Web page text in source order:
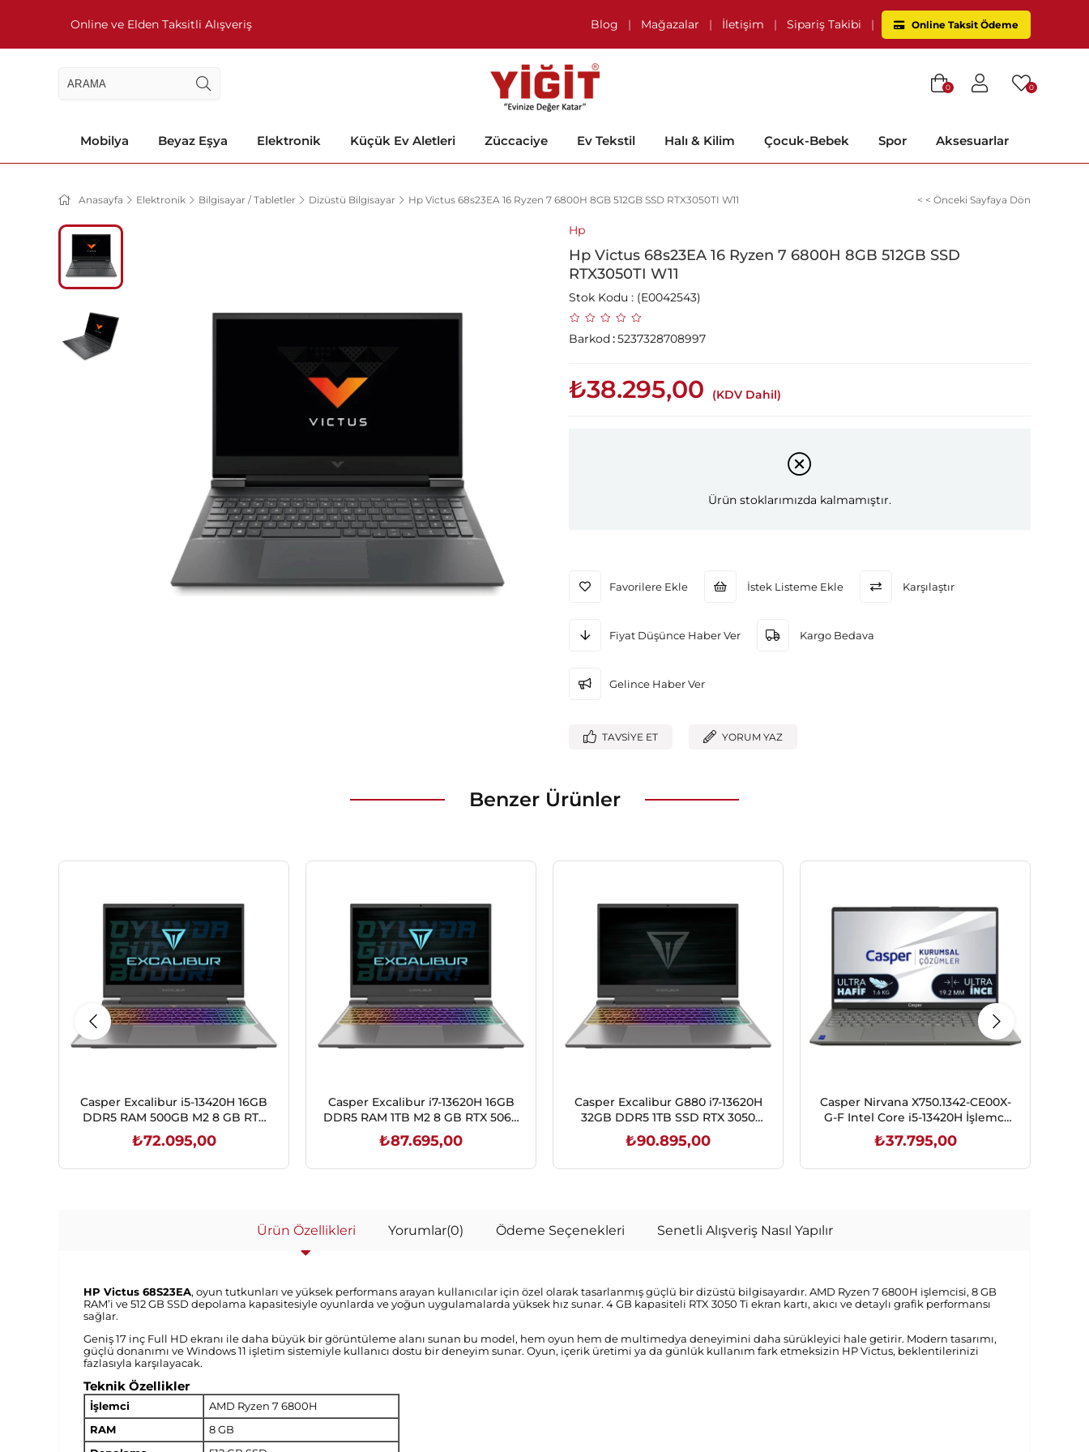
Online ve Elden Taksitli Alışveriş Blog | Mağazalar | İletişim | Sipariş Takibi | Online Taksit Ödeme
0
0
Mobilya Beyaz Eşya Elektronik Küçük Ev Aletleri Züccaciye Ev Tekstil Halı & Kilim Çocuk-Bebek Spor Aksesuarlar
Anasayfa Elektronik Bilgisayar / Tabletler Dizüstü Bilgisayar Hp Victus 68s23EA 16 Ryzen 7 6800H 8GB 512GB SSD RTX3050TI W11 < < Önceki Sayfaya Dön
Hp
Hp Victus 68s23EA 16 Ryzen 7 6800H 8GB 512GB SSD
RTX3050TI W11
Stok Kodu (E0042543)
Barkod:5237328708997
₺38.295,00 (KDV Dahil)
Ürün stoklarımızda kalmamıştır.
Favorilere Ekle İstek Listeme Ekle Karşılaştır
Fiyat Düşünce Haber Ver Kargo Bedava
Gelince Haber Ver
TAVSIYE ET YORUM YAZ
Benzer Ürünler
Casper Excalibur i5-13420H 16GB
DDR5 RAM 500GB M2 8 GB RTX
5050 FREEDOS GAMİNG LAPTOP
G880.1342-BE50X-C
₺72.095,00
Casper Excalibur i7-13620H 16GB
DDR5 RAM 1TB M2 8 GB RTX 5060
FREEDOS OYUN BİLGİSAYARI
G880.1362-BQ60X-C
₺87.695,00
Casper Excalibur G880 i7-13620H
32GB DDR5 1TB SSD RTX 3050
6GB 15.6" FHD 165Hz Gaming
Notebook
₺90.895,00
Casper Nirvana X750.1342-CE00X-
G-F Intel Core i5-13420H İşlemci
24 GB DDR5 500GB NVMe SSD
Intel® Graphics Free Dos 15.6"
₺37.795,00
Ürün Özellikleri Yorumlar(0) Ödeme Seçenekleri Senetli Alışveriş Nasıl Yapılır
HP Victus 68S23EA, oyun tutkunları ve yüksek performans arayan kullanıcılar için özel olarak tasarlanmış güçlü bir dizüstü bilgisayardır. AMD Ryzen 7 6800H işlemcisi, 8 GB
RAM’i ve 512 GB SSD depolama kapasitesiyle oyunlarda ve yoğun uygulamalarda yüksek hız sunar. 4 GB kapasiteli RTX 3050 Ti ekran kartı, akıcı ve detaylı grafik performansı
sağlar.
Geniş 17 inç Full HD ekranı ile daha büyük bir görüntüleme alanı sunan bu model, hem oyun hem de multimedya deneyimini daha sürükleyici hale getirir. Modern tasarımı,
güçlü donanımı ve Windows 11 işletim sistemiyle kullanıcı dostu bir deneyim sunar. Oyun, içerik üretimi ya da günlük kullanım fark etmeksizin HP Victus, beklentilerinizi
fazlasıyla karşılayacak.
Teknik Özellikler
İşlemci
AMD Ryzen 7 6800H
RAM
8 GB